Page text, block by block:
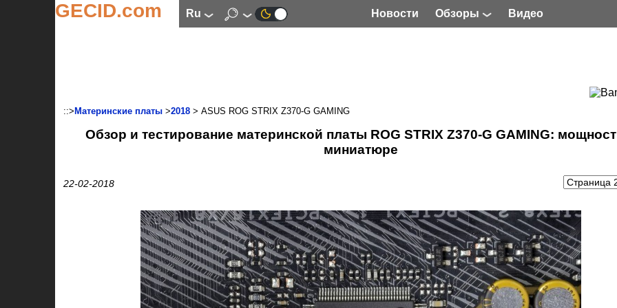
GECID.com ru Новости Обзоры Видео
::> Материнские платы >2018 > ASUS ROG STRIX Z370-G GAMING
Обзор и тестирование материнской платы ROG STRIX Z370-G GAMING:
миниатюре
22-02-2018